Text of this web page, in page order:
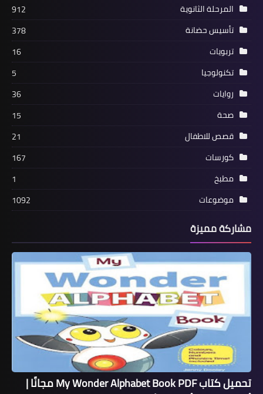
المرحلة الثانوية
912
تأسيس حضانة
378
تربويات
16
تكنولوجيا
5
روايات
36
صحة
15
قصص للاطفال
21
كورسات
167
مطبخ
1
موضوعات
1092
مشاركة مميزة
تحميل كتاب My Wonder Alphabet Book PDF مجانًا |